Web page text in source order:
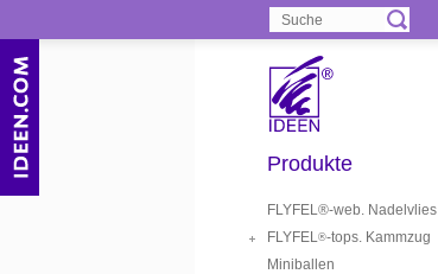
Produkte
FLYFEL®-web. Nadelvlies
FLYFEL®-tops. Kammzug
Miniballen